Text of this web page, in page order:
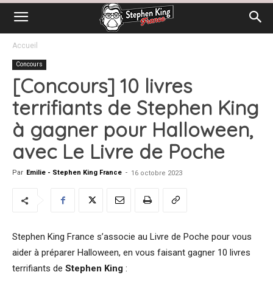
Accueil
Concours
[Concours] 10 livres
terrifiants de Stephen King
à gagner pour Halloween,
avec Le Livre de Poche
Par Emilie - Stephen King France - 16 octobre 2023
Stephen King France s’associe au Livre de Poche pour vous
aider à préparer Halloween, en vous faisant gagner 10 livres
terrifiants de Stephen King :